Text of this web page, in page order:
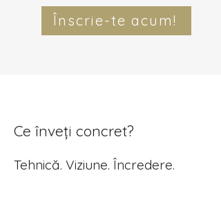
Înscrie-te acum!
Ce înveți concret?
Tehnică. Viziune. Încredere.